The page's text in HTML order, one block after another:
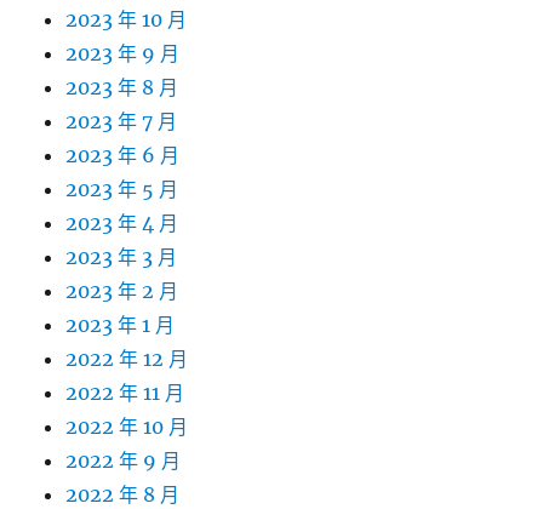
2023 年 10 月
2023 年 9 月
2023 年 8 月
2023 年 7 月
2023 年 6 月
2023 年 5 月
2023 年 4 月
2023 年 3 月
2023 年 2 月
2023 年 1 月
2022 年 12 月
2022 年 11 月
2022 年 10 月
2022 年 9 月
2022 年 8 月